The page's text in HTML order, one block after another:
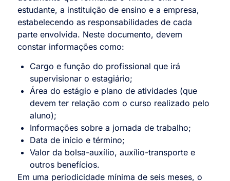
estudante, a instituição de ensino e a empresa,
estabelecendo as responsabilidades de cada
parte envolvida. Neste documento, devem
constar informações como:
Cargo e função do profissional que irá
supervisionar o estagiário;
Área do estágio e plano de atividades (que
devem ter relação com o curso realizado pelo
aluno);
Informações sobre a jornada de trabalho;
Data de início e término;
Valor da bolsa-auxílio, auxílio-transporte e
outros benefícios.
Em uma periodicidade mínima de seis meses, o